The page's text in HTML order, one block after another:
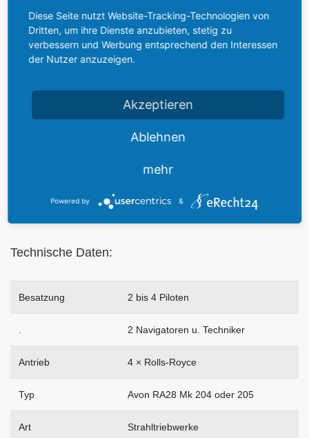
Der Erstflug fand im August 1951 statt. Sie wurde im selben Jahr
in Farnborough der Öffentlichkeit vorgestellt. Bei der Royal Air
Force befand sie sich von 1955 bis 1965. Insgesamt wurden bis
letzte von Vickers gebaute Kampfflugzeug und der V-Bomber mit
der kürzesten Einsatzdauer. Bereits im Dezember 1964 wurde die
gesamte Flotte wegen Rissbildung stillgelegt, nachdem die
Maschinen schon zuvor nur noch als Tankflugzeuge eingesetzt
Air Force-Museum Cosford befindliche.
Technische Daten:
Besatzung 2 bis 4 Piloten
2 Navigatoren u. Techniker
Antrieb 4 × Rolls-Royce
Typ Avon RA28 Mk 204 oder 205
Art Strahltriebwerke
Diese Seite nutzt Website-Tracking-Technologien von
Dritten, um ihre Dienste anzubieten, stetig zu
verbessern und Werbung entsprechend den Interessen
der Nutzer anzuzeigen.
Akzeptieren
Ablehnen
mehr
Powered by &